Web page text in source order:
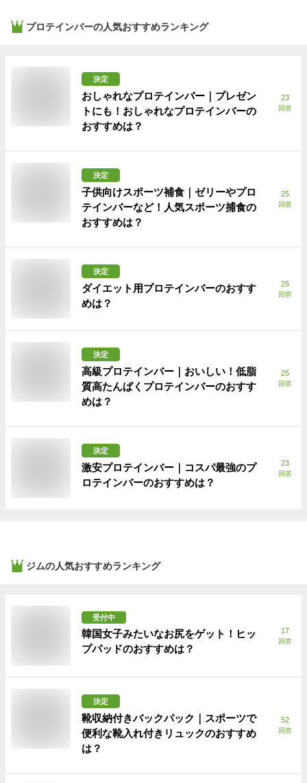
プロテインバーの人気おすすめランキング
決定
おしゃれなプロテインバー｜プレゼン
トにも！おしゃれなプロテインバーの
おすすめは？
23
回答
決定
子供向けスポーツ補食｜ゼリーやプロ
テインバーなど！人気スポーツ捕食の
おすすめは？
25
回答
決定
ダイエット用プロテインバーのおすす
めは？
25
回答
決定
高級プロテインバー｜おいしい！低脂
質高たんぱくプロテインバーのおすす
めは？
25
回答
決定
激安プロテインバー｜コスパ最強のプ
ロテインバーのおすすめは？
23
回答
ジムの人気おすすめランキング
受付中
韓国女子みたいなお尻をゲット！ヒッ
プパッドのおすすめは？
17
回答
決定
靴収納付きバックパック｜スポーツで
便利な靴入れ付きリュックのおすすめ
は？
52
回答